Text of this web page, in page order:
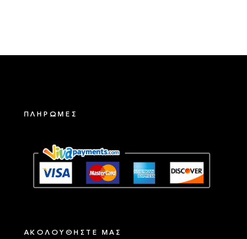
ΠΛΗΡΩΜΕΣ
ΑΚΟΛΟΥΘΗΣΤΕ ΜΑΣ